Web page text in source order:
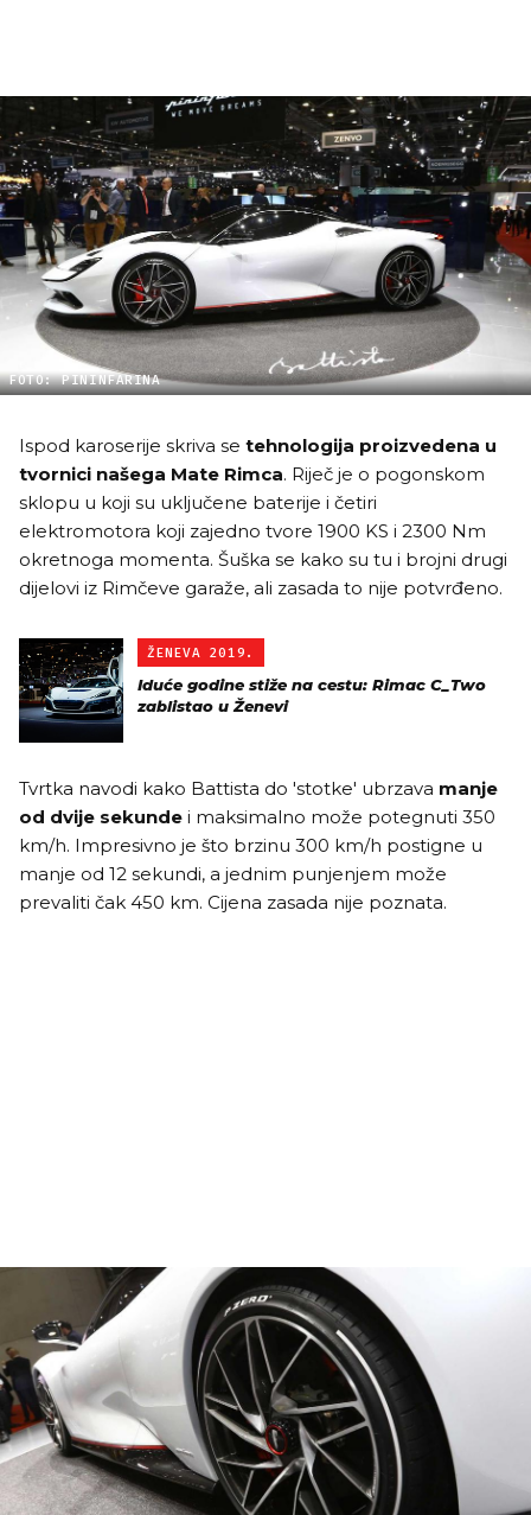
FOTO: PININFARINA
Ispod karoserije skriva se tehnologija proizvedena u
tvornici našega Mate Rimca. Riječ je o pogonskom
sklopu u koji su uključene baterije i četiri
elektromotora koji zajedno tvore 1900 KS i 2300 Nm
okretnoga momenta. Šuška se kako su tu i brojni drugi
dijelovi iz Rimčeve garaže, ali zasada to nije potvrđeno.
ŽENEVA 2019.
Iduće godine stiže na cestu: Rimac C_Two
zablistao u Ženevi
Tvrtka navodi kako Battista do 'stotke' ubrzava manje
od dvije sekunde i maksimalno može potegnuti 350
km/h. Impresivno je što brzinu 300 km/h postigne u
manje od 12 sekundi, a jednim punjenjem može
prevaliti čak 450 km. Cijena zasada nije poznata.